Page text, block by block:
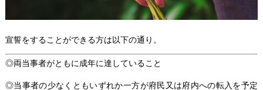
宣誓をすることができる方は以下の通り。
◎両当事者がともに成年に達していること
◎当事者の少なくともいずれか一方が府民又は府内への転入を予定